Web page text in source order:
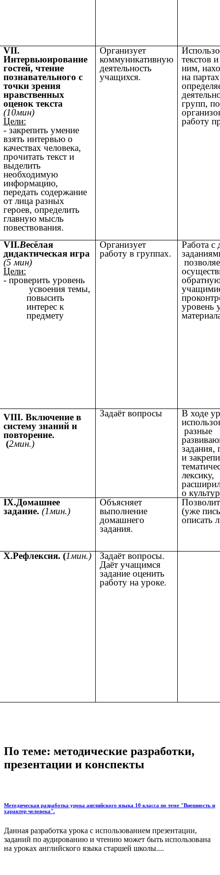
VII.
Интервьюирование
гостей, чтение
познавательного с
точки зрения
нравственных
оценок текста
(10мин)
Цели:
- закрепить умение
взять интервью о
качествах человека,
прочитать текст и
выделить
необходимую
информацию,
передать содержание
от лица разных
героев, определить
главную мысль
повествования.
Организует
коммуникативную
деятельность
учащихся.
текстов
ним,
на
групп,
работу
VII.Весёлая
дидактическая игра
(5 мин)
Цели:
- проверить уровень
усвоения темы,
повысить
интерес к
предмету
Организует
работу в группах.
Работа с
уровень
VIII. Включение в
систему знаний и
повторение.
(2мин.)
Задаёт вопросы
В ходе
разные
задания,
и
лексику,
о
IX.Домашнее
задание. (1мин.)
Объясняет
выполнение
домашнего
задания.
(уже
описать
X.Рефлексия. (1мин.)
Задаёт вопросы.
Даёт учащимся
задание оценить
работу на уроке.
По теме: методические разработки,
презентации и конспекты
Методическая разработка урока английского языка 10 класса по теме "Внешность и
характер человека".
Данная разработка урока с использованием презентации,
заданий по аудированию и чтению может быть использована
на уроках английского языка старшей школы....